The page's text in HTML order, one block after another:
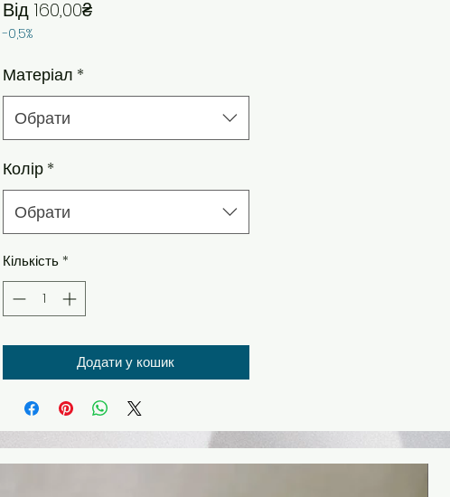
Від 160,00₴За розпродажем
-0,5%
Матеріал *
Обрати
Колір *
Обрати
Кількість *
Додати у кошик